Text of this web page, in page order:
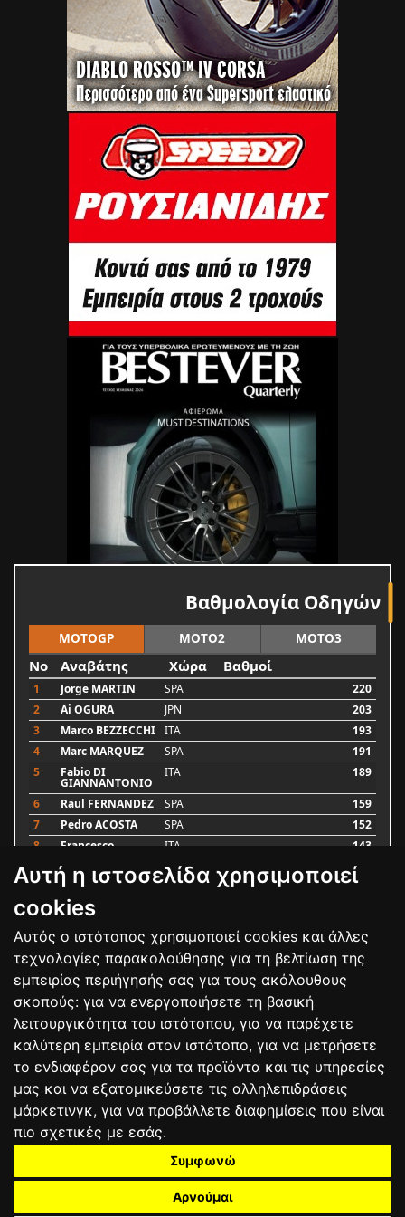
Αυτή η ιστοσελίδα χρησιμοποιεί
cookies
Αυτός ο ιστότοπος χρησιμοποιεί cookies και άλλες
τεχνολογίες παρακολούθησης για τη βελτίωση της
εμπειρίας περιήγησής σας για τους ακόλουθους
σκοπούς: για να ενεργοποιήσετε τη βασική
λειτουργικότητα του ιστότοπου, για να παρέχετε
καλύτερη εμπειρία στον ιστότοπο, για να μετρήσετε
το ενδιαφέρον σας για τα προϊόντα και τις υπηρεσίες
μας και να εξατομικεύσετε τις αλληλεπιδράσεις
μάρκετινγκ, για να προβάλλετε διαφημίσεις που είναι
πιο σχετικές με εσάς.
Συμφωνώ
Αρνούμαι
Βαθμολογία Οδηγών
MOTOGP MOTO2 MOTO3
No Αναβάτης Χώρα Βαθμοί
1 Jorge MARTIN SPA
220
2
Ai OGURA JPN
203
3
Marco BEZZECCHI ITA
193
4
Marc MARQUEZ SPA
191
5
Fabio DI
GIANNANTONIO
ITA 189
6 Raul FERNANDEZ SPA
159
7
Pedro ACOSTA SPA
152
8
Francesco ITA 143
9 Alex MARQUEZ SPA
Luca MARINI
Bαθμολογία
ΟΡΟΙ ΧΡΗΣΗΣΠΟΛΙΤΙΚΗ ΠΡΟΣΤΑΣΙΑΣ
ΑΓΩΝΕΣΑΠΟΤΕΛΕΣΜΑΤΑΑΓΟΡΑ